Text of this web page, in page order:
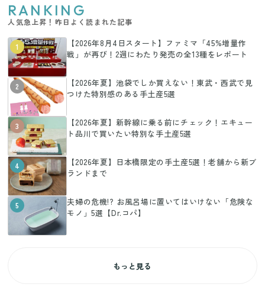
RANKING
人気急上昇！昨日よく読まれた記事
1
【2026年8月4日スタート】ファミマ「45%増量作
戦」が再び！2週にわたり発売の全13種をレポート
2
【2026年夏】池袋でしか買えない！東武・西武で見
つけた特別感のある手土産5選
3
【2026年夏】新幹線に乗る前にチェック！エキュー
ト品川で買いたい特別な手土産5選
4
【2026年夏】日本橋限定の手土産5選！老舗から新ブ
ランドまで
5
夫婦の危機!? お風呂場に置いてはいけない「危険な
モノ」5選【Dr.コパ】
もっと見る